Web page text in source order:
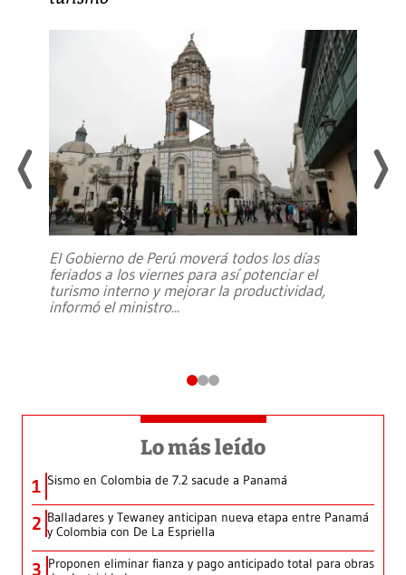
El Gobierno de Perú moverá todos los días
feriados a los viernes para así potenciar el
turismo interno y mejorar la productividad,
informó el ministro...
Lo más leído
1 Sismo en Colombia de 7.2 sacude a Panamá
2 Balladares y Tewaney anticipan nueva etapa entre Panamá
y Colombia con De La Espriella
3 Proponen eliminar fianza y pago anticipado total para obras